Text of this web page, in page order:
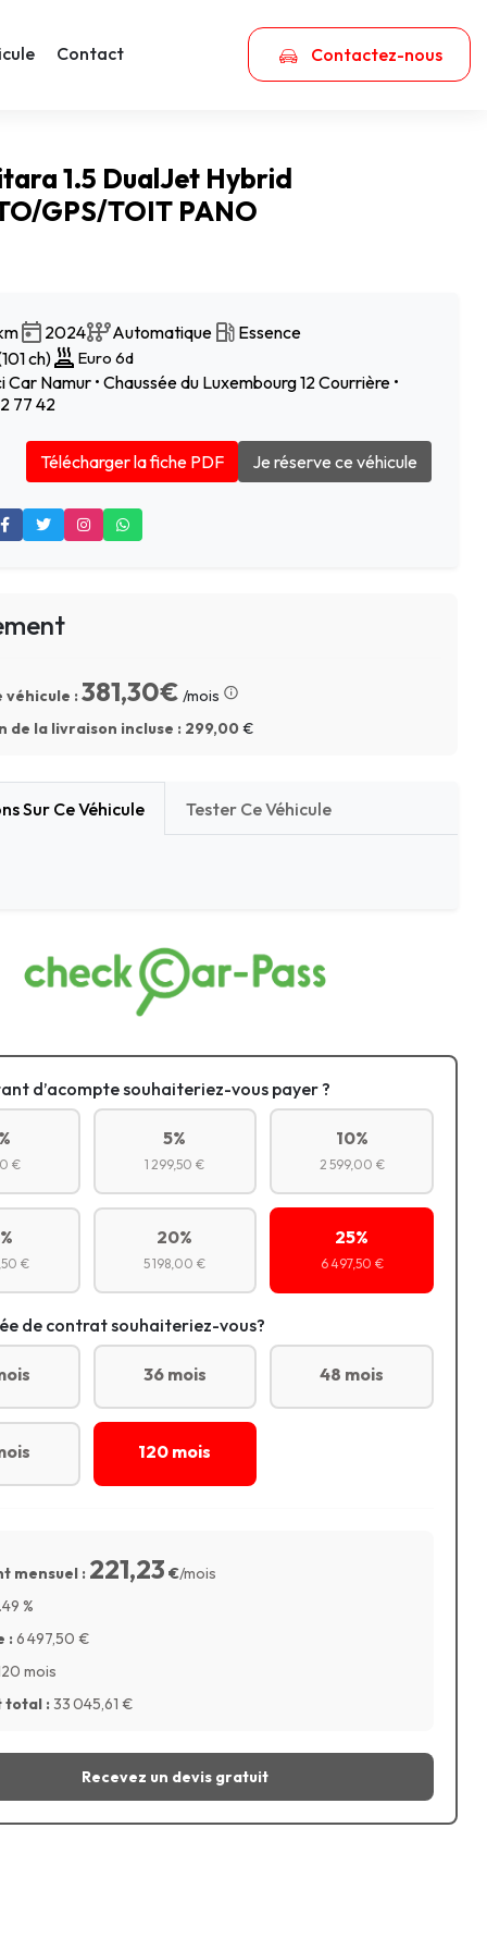
Contact Contactez-nous
1.5 DualJet Hybrid
GPS/TOIT PANO
2024 Automatique
Essence
ch)
Euro 6d
Car Namur • Chaussée du Luxembourg 12 Courrière •
77 42
Télécharger la fiche PDF Je réserve ce véhicule
véhicule :381,30€ /mois
de la livraison incluse : 299,00 €
Sur Ce Véhicule Tester Ce Véhicule
d’acompte souhaiteriez-vous payer ?
€
5%
1 299,50 €
10%
2 599,00 €
€
20%
5 198,00 €
25%
6 497,50 €
de contrat souhaiteriez-vous?
36 mois 48 mois
120 mois
mensuel : 221,23 €/mois
%
:6 497,50 €
mois
total :33 045,61 €
Recevez un devis gratuit